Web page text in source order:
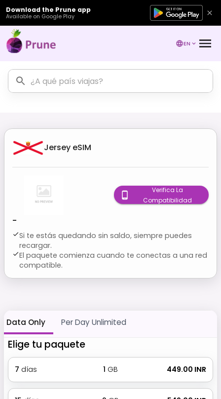
Download the Prune app
Available on Google Play
EN
Jersey eSIM
-
Si te estás quedando sin saldo, siempre puedes
recargar.
El paquete comienza cuando te conectas a una red
compatible.
Verifica La
Compatibilidad
Data Only Per Day Unlimited
Elige tu paquete
7 días 1 GB ₹ 449.00 INR